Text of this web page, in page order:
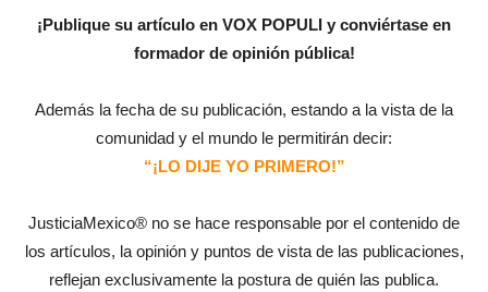
¡Publique su artículo en VOX POPULI y conviértase en
formador de opinión pública!
Además la fecha de su publicación, estando a la vista de la
comunidad y el mundo le permitirán decir:
“¡LO DIJE YO PRIMERO!”
JusticiaMexico® no se hace responsable por el contenido de
los artículos, la opinión y puntos de vista de las publicaciones,
reflejan exclusivamente la postura de quién las publica.